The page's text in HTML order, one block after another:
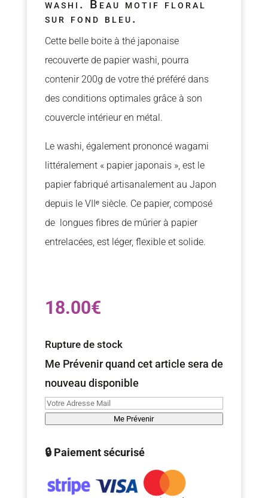
washi. Beau motif floral
sur fond bleu.
Cette belle boite à thé japonaise
recouverte de papier washi, pourra
contenir 200g de votre thé préféré dans
des conditions optimales grâce à son
couvercle intérieur en métal.
Le washi, également prononcé wagami
littéralement « papier japonais », est le
papier fabriqué artisanalement au Japon
depuis le VIIᵉ siècle. Ce papier, composé
de longues fibres de mûrier à papier
entrelacées, est léger, flexible et solide.
18.00€
Rupture de stock
Me Prévenir quand cet article sera de
nouveau disponible
Me Prévenir
🔒 Paiement sécurisé